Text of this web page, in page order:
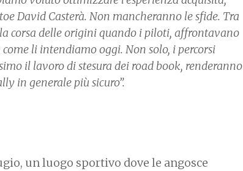
David Casterà. Non mancheranno le sfide. Tra
corsa delle origini quando i piloti, affrontavano
li intendiamo oggi. Non solo, i percorsi
il lavoro di stesura dei road book, renderanno
in generale più sicuro”.
un luogo sportivo dove le angosce